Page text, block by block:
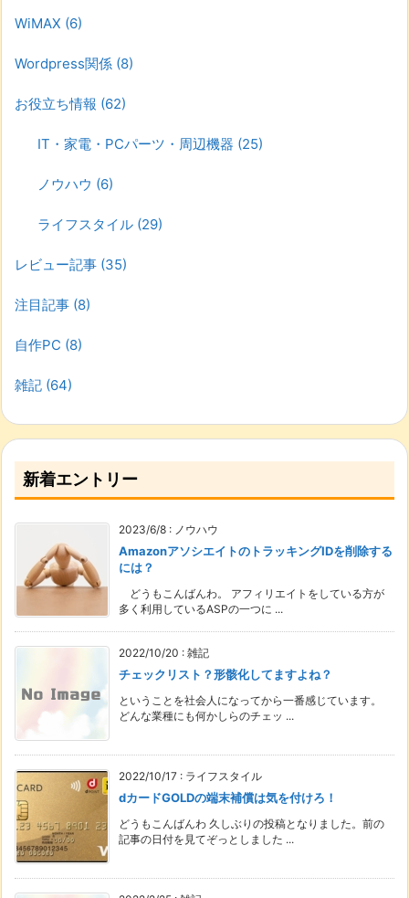
WiMAX (6)
Wordpress関係 (8)
お役立ち情報 (62)
IT・家電・PCパーツ・周辺機器 (25)
ノウハウ (6)
ライフスタイル (29)
レビュー記事 (35)
注目記事 (8)
自作PC (8)
雑記 (64)
新着エントリー
2023/6/8 : ノウハウ
AmazonアソシエイトのトラッキングIDを削除する
には？
どうもこんばんわ。 アフィリエイトをしている方が
多く利用しているASPの一つに ...
2022/10/20 : 雑記
チェックリスト？形骸化してますよね？
ということを社会人になってから一番感じています。
どんな業種にも何かしらのチェッ ...
2022/10/17 : ライフスタイル
dカードGOLDの端末補償は気を付けろ！
どうもこんばんわ 久しぶりの投稿となりました。前の
記事の日付を見てぞっとしました ...